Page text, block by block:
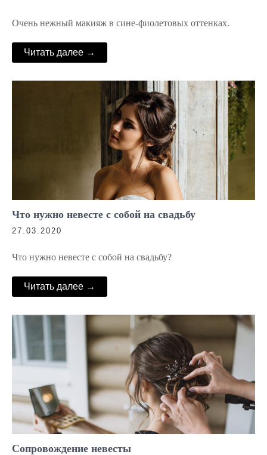
Очень нежный макияж в сине-фиолетовых оттенках.
Читать далее →
Что нужно невесте с собой на свадьбу
27.03.2020
Что нужно невесте с собой на свадьбу?
Читать далее →
Сопровождение невесты